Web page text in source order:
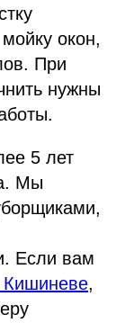
окон,
При
нужны
5 лет
Мы
Если вам
Кишиневе,